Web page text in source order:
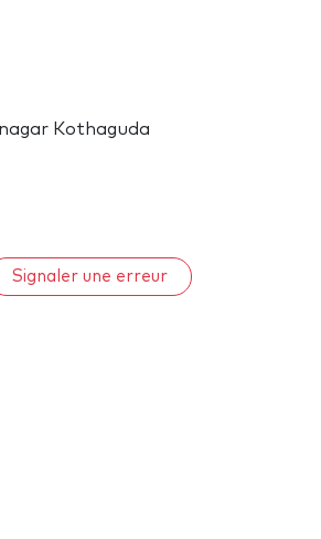
Kothaguda
Signaler une erreur